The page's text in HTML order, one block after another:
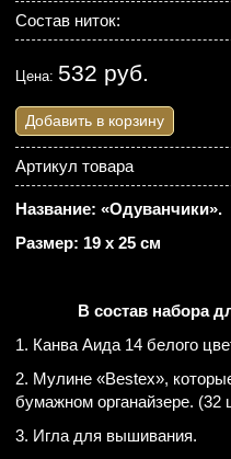
Состав ниток:
Цена: 532 руб.
Добавить в корзину
Артикул товара
Название: «Одуванчики».
Размер: 19 х 25 см
В состав набора
1. Канва Аида 14 белого
2. Мулине «Веsteх»,
бумажном органайзере. (32
3. Игла для вышивания.